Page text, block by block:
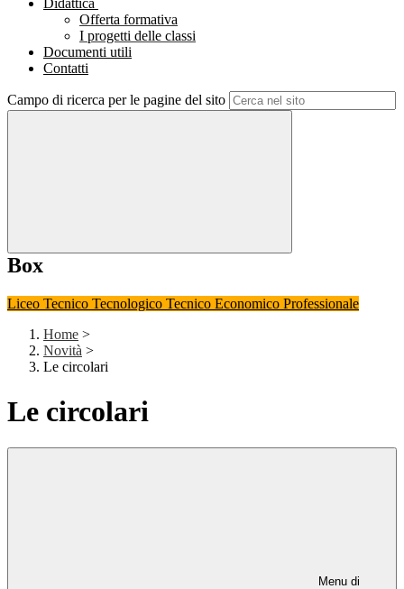
Didattica
Offerta formativa
I progetti delle classi
Documenti utili
Contatti
Campo di ricerca per le pagine del sito
Box
Liceo Tecnico Tecnologico Tecnico Economico Professionale
Home >
Novità >
Le circolari
Le circolari
Menu di